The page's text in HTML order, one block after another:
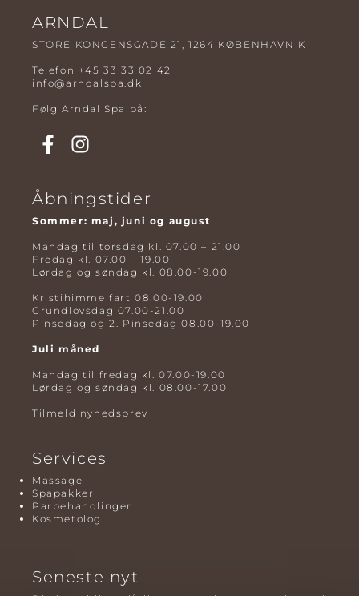
ARNDAL
STORE KONGENSGADE 21, 1264 KØBENHAVN K
Telefon +45 33 33 02 42
info@arndalspa.dk
Følg Arndal Spa på:
Åbningstider
Sommer: maj, juni og august
Mandag til torsdag kl. 07.00 – 21.00
Fredag kl. 07.00 – 19.00
Lørdag og søndag kl. 08.00-19.00
Kristihimmelfart 08.00-19.00
Grundlovsdag 07.00-21.00
Pinsedag og 2. Pinsedag 08.00-19.00
Juli måned
Mandag til fredag kl. 07.00-19.00
Lørdag og søndag kl. 08.00-17.00
Tilmeld nyhedsbrev
Services
Massage
Spapakker
Parbehandlinger
Kosmetolog
Seneste nyt